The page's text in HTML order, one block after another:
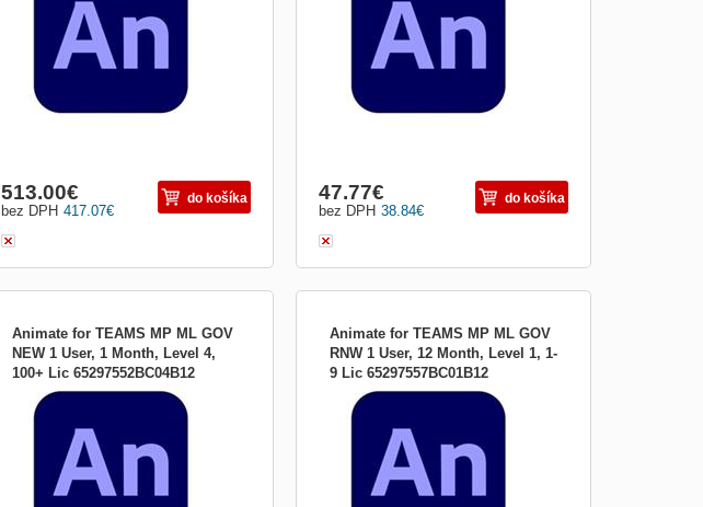
programy a web. Presuňte kreslené
postavičky a reklamné prúžky. Vytvárajte
animované obrázky a av...
417.07€
bez DPH
513.00€ do košíka
programy a web. Presuňte kreslené
postavičky a reklamné prúžky. Vytvárajte
animované obrázky a av...
38.84€
bez DPH
47.77€ do košíka
Animate for TEAMS MP ML GOV
NEW 1 User, 1 Month, Level 4,
100+ Lic 65297552BC04B12
Nová éra animácie Získajte Animate ako
súčasť aplikácie Adobe Creative Animujte
všetko, čo vás napadne Vytvárajte
interaktívne animácie pre hry, televízne
programy a web. Presuňte kreslené
postavičky a reklamné prúžky. Vytvárajte
animované obrázky a av...
Animate for TEAMS MP ML GOV
RNW 1 User, 12 Month, Level 1, 1-
9 Lic 65297557BC01B12
Nová éra animácie Získajte Animate ako
súčasť aplikácie Adobe Creative Animujte
všetko, čo vás napadne Vytvárajte
interaktívne animácie pre hry, televízne
programy a web. Presuňte kreslené
postavičky a reklamné prúžky. Vytvárajte
animované obrázky a av...